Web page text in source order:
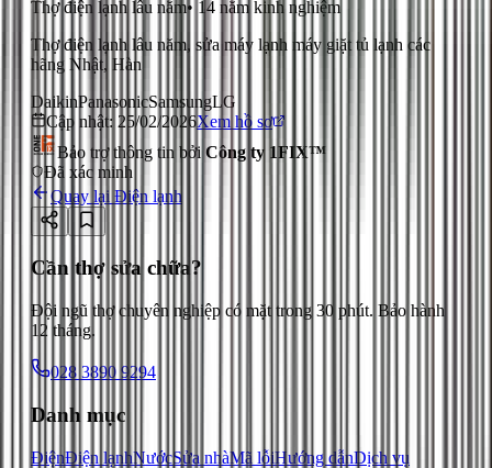
Thợ điện lạnh lâu năm• 14 năm kinh nghiệm
Thợ điện lạnh lâu năm, sửa máy lạnh máy giặt tủ lạnh các
hãng Nhật, Hàn
DaikinPanasonicSamsungLG
Cập nhật: 25/02/2026Xem hồ sơ
Bảo trợ thông tin bởi Công ty 1FIX™
Đã xác minh
Quay lại Điện lạnh
Cần thợ sửa chữa?
Đội ngũ thợ chuyên nghiệp có mặt trong 30 phút. Bảo hành
12 tháng.
028 3890 9294
Danh mục
ĐiệnĐiện lạnhNướcSửa nhàMã lỗiHướng dẫnDịch vụ